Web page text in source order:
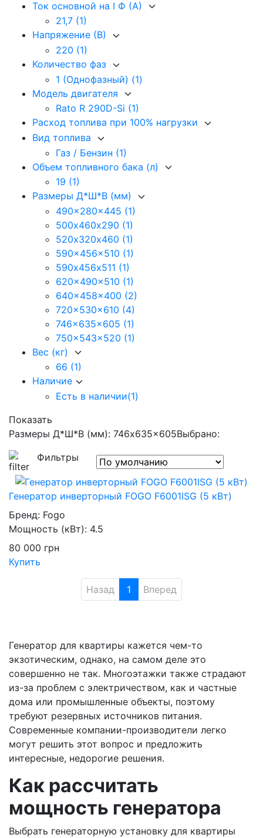
Ток основной на I Ф (А)
21,7 (1)
Напряжение (В)
220 (1)
Количество фаз
1 (Однофазный) (1)
Модель двигателя
Rato R 290D-Si (1)
Расход топлива при 100% нагрузки
Вид топлива
Газ / Бензин (1)
Объем топливного бака (л)
19 (1)
Размеры Д*Ш*В (мм)
490x280x445 (1)
500х460х290 (1)
520х320х460 (1)
590x456x510 (1)
590х456х511 (1)
620x490x510 (1)
640x458x400 (2)
720x530x610 (4)
746x635x605 (1)
750x543x520 (1)
Вес (кг)
66 (1)
Наличие
Есть в наличии(1)
Показать
Размеры Д*Ш*В (мм): 746x635x605Выбрано:
Фильтры
Генератор инверторный FOGO F6001ISG (5 кВт)
Бренд: Fogo
Мощность (кВт): 4.5
80 000 грн
Купить
Назад 1 Вперед
Генератор для квартиры кажется чем-то
экзотическим, однако, на самом деле это
совершенно не так. Многоэтажки также страдают
из-за проблем с электричеством, как и частные
дома или промышленные объекты, поэтому
требуют резервных источников питания.
Современные компании-производители легко
могут решить этот вопрос и предложить
интересные, недорогие решения.
Как рассчитать
мощность генератора
Выбрать генераторную установку для квартиры